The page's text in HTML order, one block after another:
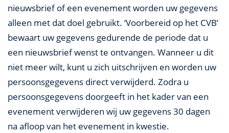
nieuwsbrief of een evenement worden uw gegevens
alleen met dat doel gebruikt. ‘Voorbereid op het CVB’
bewaart uw gegevens gedurende de periode dat u
een nieuwsbrief wenst te ontvangen. Wanneer u dit
niet meer wilt, kunt u zich uitschrijven en worden uw
persoonsgegevens direct verwijderd. Zodra u
persoonsgegevens doorgeeft in het kader van een
evenement verwijderen wij uw gegevens 30 dagen
na afloop van het evenement in kwestie.